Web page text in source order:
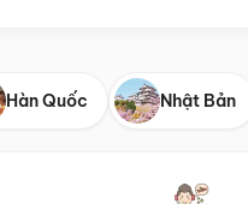
Hàn Quốc Nhật Bản